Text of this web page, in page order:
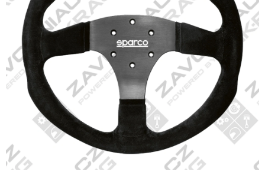
FANOUŠCI
Profil
firmy
Obchodní
podmínky
Doprava